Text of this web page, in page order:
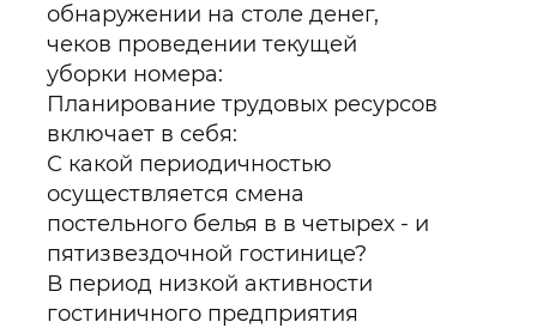
обнаружении на столе денег,
чеков проведении текущей
уборки номера:
Планирование трудовых ресурсов
включает в себя:
С какой периодичностью
осуществляется смена
постельного белья в в четырех - и
пятизвездочной гостинице?
В период низкой активности
гостиничного предприятия